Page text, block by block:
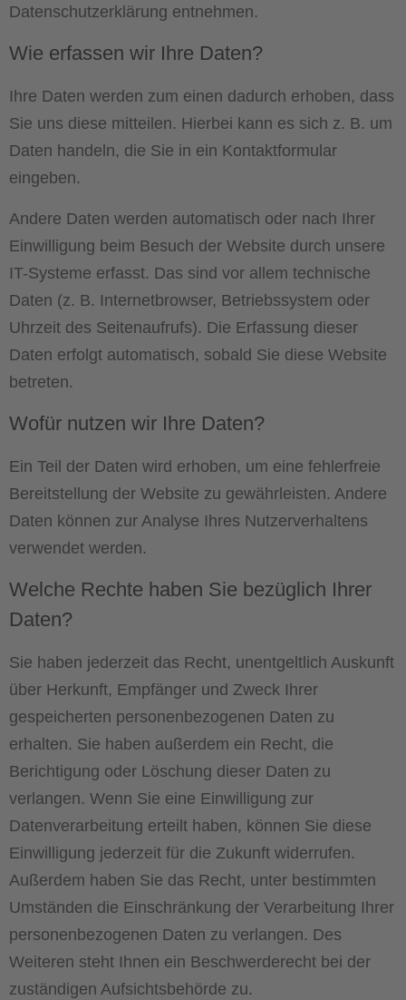
Datenschutzerklärung entnehmen.
Wie erfassen wir Ihre Daten?
Ihre Daten werden zum einen dadurch erhoben, dass
Sie uns diese mitteilen. Hierbei kann es sich z. B. um
Daten handeln, die Sie in ein Kontaktformular
eingeben.
Andere Daten werden automatisch oder nach Ihrer
Einwilligung beim Besuch der Website durch unsere
IT-Systeme erfasst. Das sind vor allem technische
Daten (z. B. Internetbrowser, Betriebssystem oder
Uhrzeit des Seitenaufrufs). Die Erfassung dieser
Daten erfolgt automatisch, sobald Sie diese Website
betreten.
Wofür nutzen wir Ihre Daten?
Ein Teil der Daten wird erhoben, um eine fehlerfreie
Bereitstellung der Website zu gewährleisten. Andere
Daten können zur Analyse Ihres Nutzerverhaltens
verwendet werden.
Welche Rechte haben Sie bezüglich Ihrer
Daten?
Sie haben jederzeit das Recht, unentgeltlich Auskunft
über Herkunft, Empfänger und Zweck Ihrer
gespeicherten personenbezogenen Daten zu
erhalten. Sie haben außerdem ein Recht, die
Berichtigung oder Löschung dieser Daten zu
verlangen. Wenn Sie eine Einwilligung zur
Datenverarbeitung erteilt haben, können Sie diese
Einwilligung jederzeit für die Zukunft widerrufen.
Außerdem haben Sie das Recht, unter bestimmten
Umständen die Einschränkung der Verarbeitung Ihrer
personenbezogenen Daten zu verlangen. Des
Weiteren steht Ihnen ein Beschwerderecht bei der
zuständigen Aufsichtsbehörde zu.